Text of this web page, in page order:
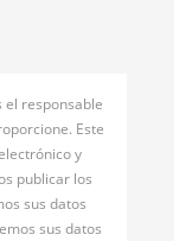
el responsable
Este
y
publicar los
sus datos
sus datos